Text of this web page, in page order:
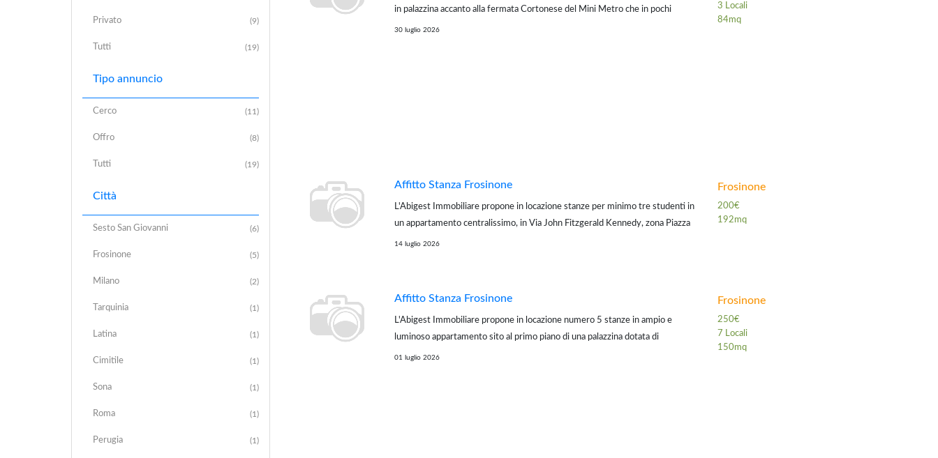
Privato (9)
Tutti (19)
Tipo annuncio
Cerco (11)
Offro (8)
Tutti (19)
Città
Sesto San Giovanni (6)
Frosinone (5)
Milano (2)
Tarquinia (1)
Latina (1)
Cimitile (1)
Sona (1)
Roma (1)
Perugia (1)
in palazzina accanto alla fermata Cortonese del Mini Metro che in pochi
minuti consente di raggiungere il centro storico di Perugia e la zona
30 luglio 2026
3 Locali
84mq
Affitto Stanza Frosinone
L'Abigest Immobiliare propone in locazione stanze per minimo tre studenti in
un appartamento centralissimo, in Via John Fitzgerald Kennedy, zona Piazza
Caduti di Via Fani, in una palazzina dotata di ascensore. L'immobile,
14 luglio 2026
Frosinone
200€
192mq
Affitto Stanza Frosinone
L'Abigest Immobiliare propone in locazione numero 5 stanze in ampio e
luminoso appartamento sito al primo piano di una palazzina dotata di
ascensore in Via Vincenzo Ferrarelli, posizione strategica per studenti o
01 luglio 2026
Frosinone
250€
7 Locali
150mq